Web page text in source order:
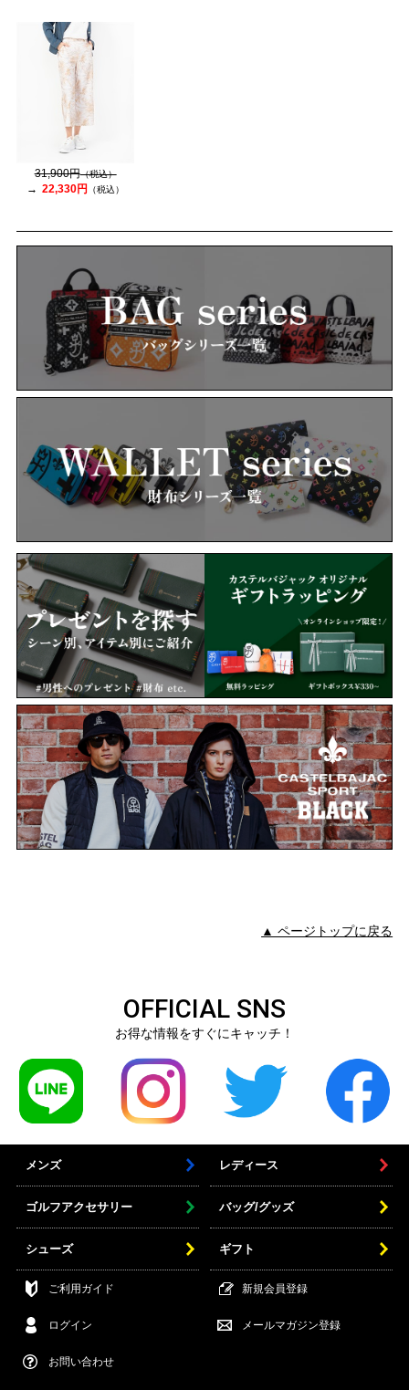
31,900円（税込）
22,330円 （税込）
▲ ページトップに戻る
OFFICIAL SNS
お得な情報をすぐにキャッチ！
メンズ レディース
ゴルフアクセサリー バッグ/グッズ
シューズ ギフト
ご利用ガイド 新規会員登録
ログイン メールマガジン登録
お問い合わせ